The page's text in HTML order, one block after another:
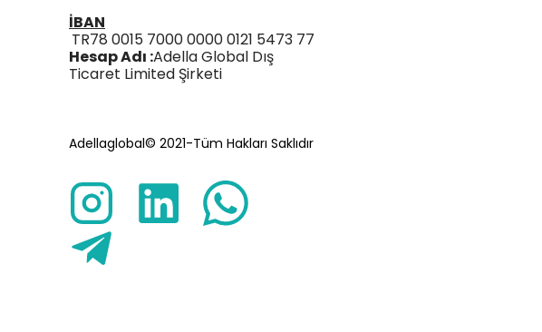
İBAN
TR78 0015 7000 0000 0121 5473 77
Hesap Adı :Adella Global Dış
Ticaret Limited Şirketi
Adellaglobal© 2021-Tüm Hakları Saklıdır